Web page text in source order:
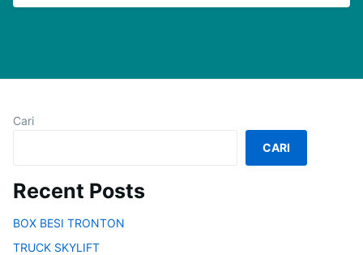
Cari
CARI
Recent Posts
BOX BESI TRONTON
TRUCK SKYLIFT